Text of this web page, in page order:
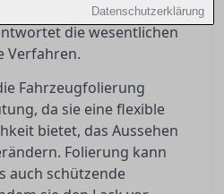
Datenschutzerklärung
Artikel bietet eine klare
die wesentlichen
Verfahren.
Fahrzeugfolierung
da sie eine flexible
bietet, das Aussehen
Folierung kann
auch schützende